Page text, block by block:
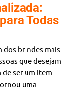
Todas
dos brindes mais
que desejam
ser um item
uma